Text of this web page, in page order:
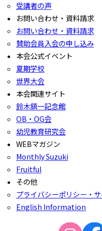
受講者の声
お問い合わせ・資料請求
お問い合わせ・資料請求
賛助会員入会の申し込み
本会公式イベント
夏期学校
世界大会
本会関連サイト
鈴木鎮一記念館
OB・OG会
幼児教育研究会
WEBマガジン
Monthly Suzuki
Fruitful
その他
プライバシーポリシー・
English Information